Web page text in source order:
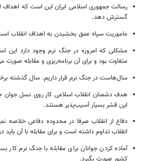
رسالت جمهوری اسلامی ایران این است که اهداف
گسترش دهد.
ماموریت سپاه عمق بخشیدن به اهداف انقلاب
مشکلی که امروزه در جنگ نرم وجود دارد
متفاوت بود و برای آن برنامه‌ریزی و مقابله صورت
سال‌هاست در جنگ نرم قرار داریم. سال گذشته
هدف دشمنان انقلاب اسلامی کار روی نسل جوان
این قشر بسیار آسیب‌پذیر هستند.
دفاع از انقلاب صرفا در محدوده دفاعی خلاصه
انقلاب تداوم داشته است و برای مقابله با آن
آماده کردن جوانان برای مقابله با جنگ نرم